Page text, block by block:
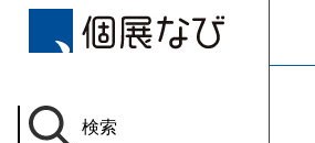
検索